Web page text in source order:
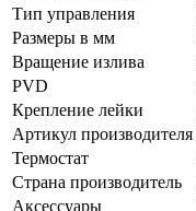
Тип управления
Размеры в мм
Вращение излива
PVD
Крепление лейки
Артикул производителя
Термостат
Страна производитель
Аксессуары